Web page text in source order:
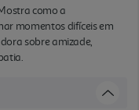
como a
momentos difíceis em
sobre amizade,